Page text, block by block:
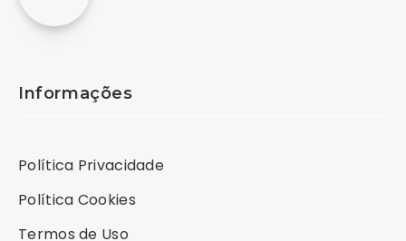
Informações
Política Privacidade
Política Cookies
Termos de Uso